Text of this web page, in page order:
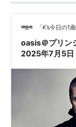
眉毛がチャームポ
結局は仲直りする
略歴
1991年、24歳
アシス」に加
1997年、メグ
「K’s今日の
oasis＠プリン
2025年7月5